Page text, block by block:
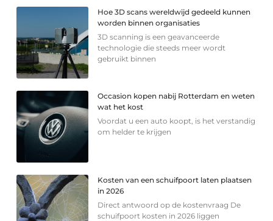
Hoe 3D scans wereldwijd gedeeld kunnen
worden binnen organisaties
3D scanning is een geavanceerde
technologie die steeds meer wordt
gebruikt binnen
Occasion kopen nabij Rotterdam en weten
wat het kost
Voordat u een auto koopt, is het verstandig
om helder te krijgen
Kosten van een schuifpoort laten plaatsen
in 2026
Direct antwoord op de kostenvraag De
schuifpoort kosten in 2026 liggen